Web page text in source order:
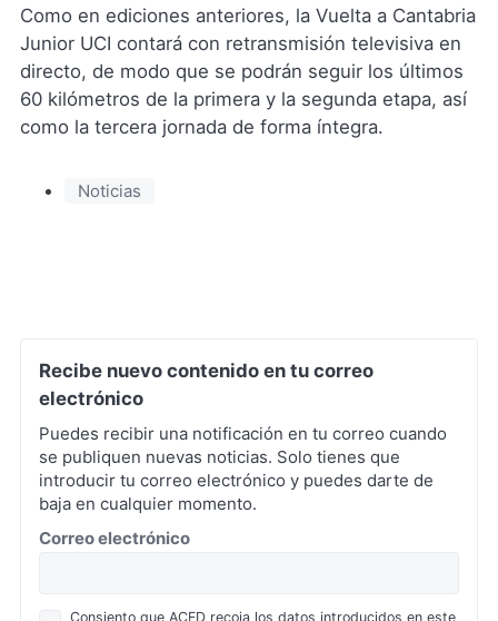
Como en ediciones anteriores, la Vuelta a Cantabria
Junior UCI contará con retransmisión televisiva en
directo, de modo que se podrán seguir los últimos
60 kilómetros de la primera y la segunda etapa, así
como la tercera jornada de forma íntegra.
Noticias
Recibe nuevo contenido en tu correo
electrónico
Puedes recibir una notificación en tu correo cuando
se publiquen nuevas noticias. Solo tienes que
introducir tu correo electrónico y puedes darte de
baja en cualquier momento.
Correo electrónico*
Consiento que ACFD recoja los datos introducidos en este